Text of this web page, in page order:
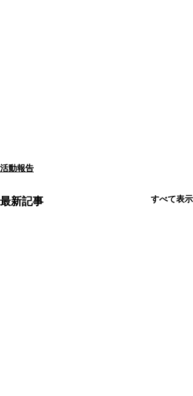
活動報告
最新記事 すべて表示